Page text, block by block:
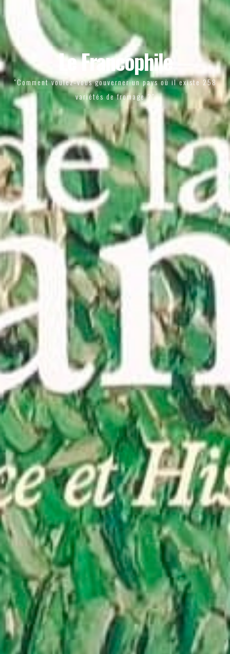
Le Francophile
"Comment voulez-vous gouverner un pays où il existe 258
variétés de fromage ?"